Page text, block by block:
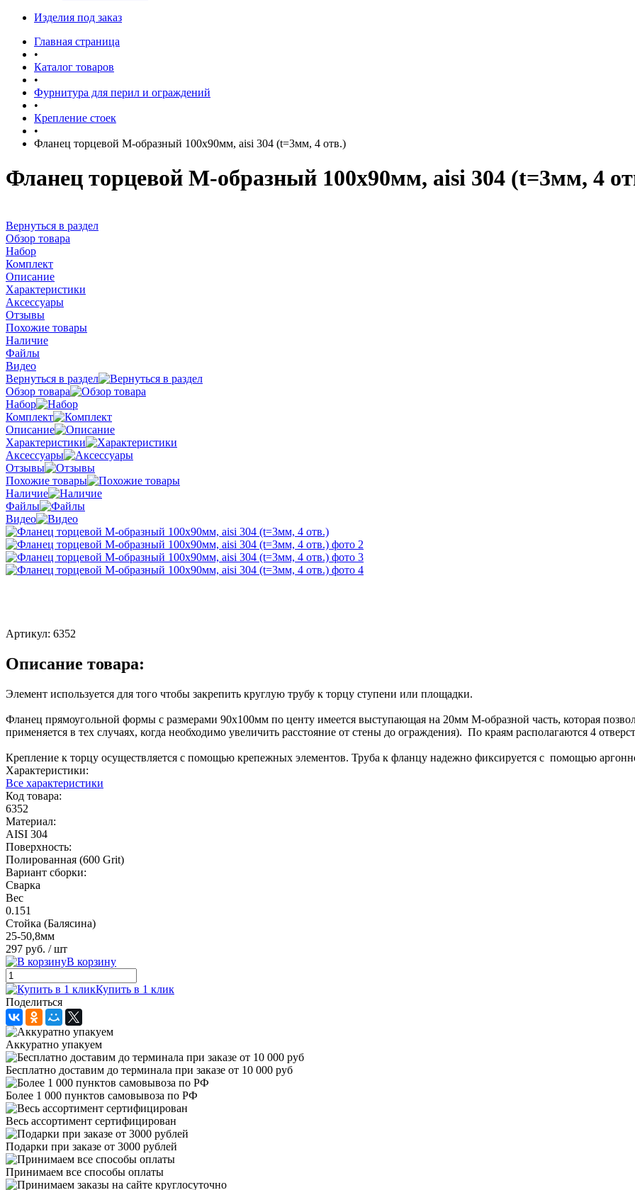
Изделия под заказ
Главная страница
•
Каталог товаров
•
Фурнитура для перил и ограждений
•
Крепление стоек
•
Фланец торцевой М-образный 100х90мм, aisi 304 (t=3мм, 4 отв.)
Фланец торцевой М-образный 100х90мм, aisi 304 (t=3мм, 4
Вернуться в раздел
Обзор товара
Набор
Комплект
Описание
Характеристики
Аксессуары
Отзывы
Похожие товары
Наличие
Файлы
Видео
Вернуться в раздел
Обзор товара
Набор
Комплект
Описание
Характеристики
Аксессуары
Отзывы
Похожие товары
Наличие
Файлы
Видео
Артикул: 6352
Описание товара:
Элемент используется для того чтобы закрепить круглую трубу к торцу ступени или площадки.
Фланец прямоугольной формы с размерами 90х100мм по центу имеется выступающая на 20мм М-образной часть, которая
применяется в тех случаях, когда необходимо увеличить расстояние от стены до ограждения). По краям располагаются 4
Крепление к торцу осуществляется с помощью крепежных элементов. Труба к фланцу надежно фиксируется с помощью
Характеристики:
Все характеристики
Код товара:
6352
Материал:
AISI 304
Поверхность:
Полированная (600 Grit)
Вариант сборки:
Сварка
Вес
0.151
Стойка (Балясина)
25-50,8мм
297 руб. / шт
В корзину
Купить в 1 клик
Поделиться
Аккуратно упакуем
Бесплатно доставим до терминала при заказе от 10 000 руб
Более 1 000 пунктов самовывоза по РФ
Весь ассортимент сертифицирован
Подарки при заказе от 3000 рублей
Принимаем все способы оплаты